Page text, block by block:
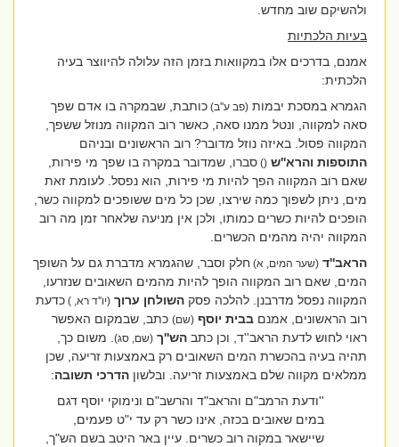
ולהשיקם שוב מחדש.
בעיות הלכתיות
אמנם, בדרכים אלו במקוואות בזמן הזה עלולה להיווצר בעיה
הלכתית:
הגמרא במסכת יבמות(פב ע''ב)כותבת, שבמקרה בו אדם שפך
סאה למקווה, ונטל ממנו סאה, כאשר רוב המקווה מנוזל ששפך,
המקווה פסול. באיזה נוזל מדובר? רוב הראשונים ובניהם
התוספות והרא''ש () סברו, שמדובר במקרה בו שפך מי פירות,
שאם רוב המקווה הפך להיות מי פירות, הוא נפסל. לעומת זאת
מים, ניתן לשפוך כמה שירצו, שכן כל מים ששופכים למקווה כשר,
הופכים להיות כשרים כמותו, ולכן אין מניעה שלאחר זמן מה רוב
המקווה יהיה מהמים הכשרים.
הראב''ד (שער המים, א) חלק וסבר, שהגמרא מדברת גם על השופך
המים, שאם רוב המקווה הופך להיות מהמים השאובים שנזרעו,
המקווה נפסל מדרבנן. להלכה פסקהשולחן ערוך (יו''ד רא, )כדעת
רוב הראשונים, אמנםבבית יוסף (שם)כתב, שבמקום האפשר
ראוי לחוש לדעת הראב''ד, וכן כתבהש''ך (שם, סג). משום כך,
תהיה בעיה בהכשרת המים השאובים רק באמצעות זריעה, שכן
ממלאים מקווה שלם באמצעות זריעה. ובלשוןהדרכי תשובה:
''ודעת הרמב"ם והראב"ד והרשב"ם ונימוקי יוסף דגם
במים שאובים בכזה, אינו כשר רק עד י"ט פעמים,
שיישאר במקוה רוב כשרים. עיין באר היטב בשם הש"ך,